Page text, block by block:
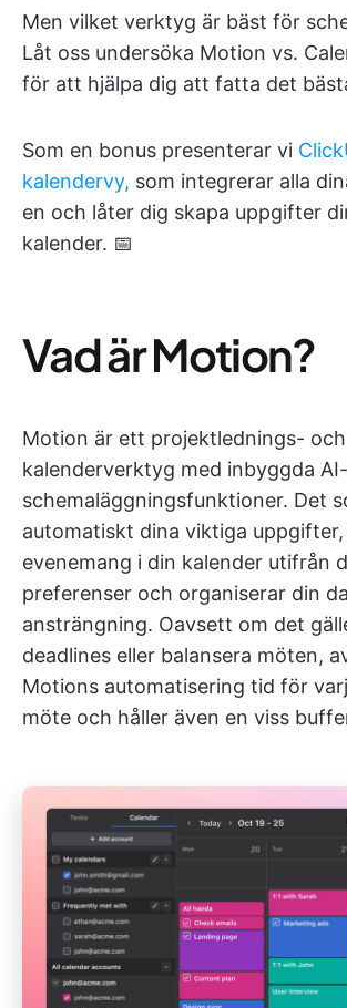
Men vilket verktyg är bäst för
Låt oss undersöka Motion vs.
för att hjälpa dig att fatta det
Som en bonus presenterar vi
kalendervy, som integrerar alla
en och låter dig skapa uppgifter
kalender. 📅
Vad är Motion?
Motion är ett projektlednings- och
kalenderverktyg med inbyggda AI-
schemaläggningsfunktioner. Det
automatiskt dina viktiga
evenemang i din kalender utifrån
preferenser och organiserar din
ansträngning. Oavsett om det
deadlines eller balansera möten,
Motions automatisering tid för
möte och håller även en viss